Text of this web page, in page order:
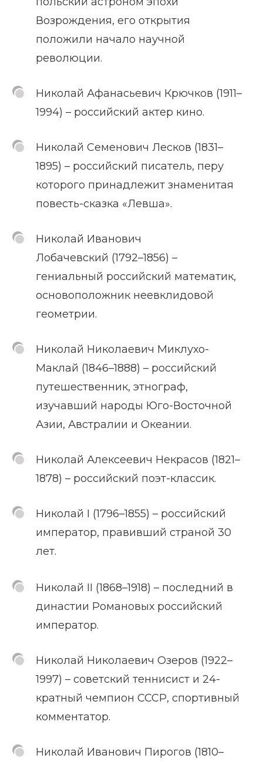
Возрождения, его открытия
положили начало научной
революции.
Николай Афанасьевич Крючков (1911–
1994) – российский актер кино.
Николай Семенович Лесков (1831–
1895) – российский писатель, перу
которого принадлежит знаменитая
повесть-сказка «Левша».
Николай Иванович
Лобачевский (1792–1856) –
гениальный российский математик,
основоположник неевклидовой
геометрии.
Николай Николаевич Миклухо-
Маклай (1846–1888) – российский
путешественник, этнограф,
изучавший народы Юго-Восточной
Азии, Австралии и Океании.
Николай Алексеевич Некрасов (1821–
1878) – российский поэт-классик.
Николай I (1796–1855) – российский
император, правивший страной 30
лет.
Николай II (1868–1918) – последний в
династии Романовых российский
император.
Николай Николаевич Озеров (1922–
1997) – советский теннисист и 24-
кратный чемпион СССР, спортивный
комментатор.
Николай Иванович Пирогов (1810–